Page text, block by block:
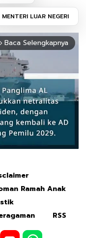
MENTERI LUAR NEGERI
arrow_forward_ios Baca Selengkapnya
Ramah Anak
RSS